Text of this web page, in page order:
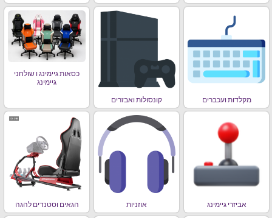
מקלדות ועכברים קונסולות ואבזרים
כסאות גיימינג ו שולחני
גיימינג
אביזרי גיימינג אוזניות הגאים וסטנדים להגה